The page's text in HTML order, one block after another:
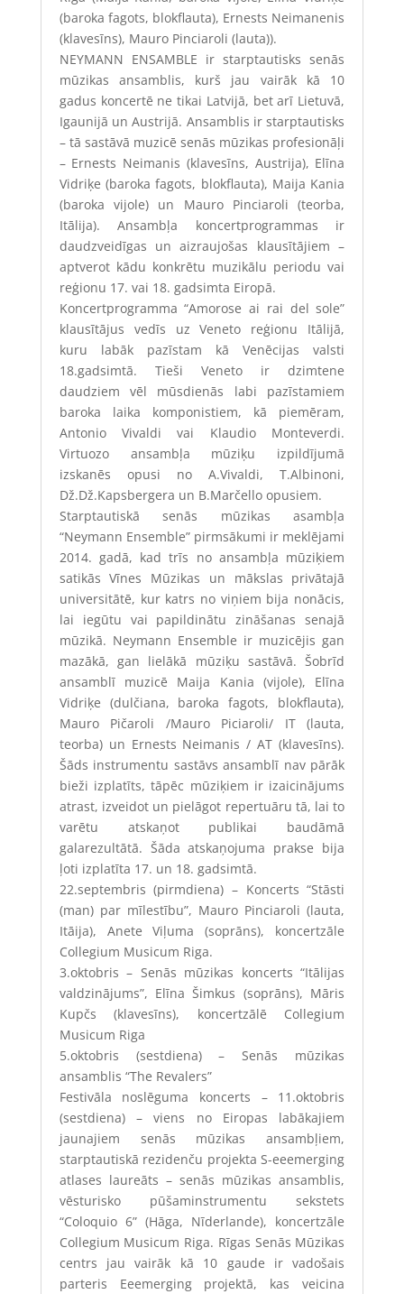
(baroka fagots, blokflauta), Ernests Neimanenis
(klavesīns), Mauro Pinciaroli (lauta)).
NEYMANN ENSAMBLE ir starptautisks senās
mūzikas ansamblis, kurš jau vairāk kā 10
gadus koncertē ne tikai Latvijā, bet arī Lietuvā,
Igaunijā un Austrijā. Ansamblis ir starptautisks
– tā sastāvā muzicē senās mūzikas profesionāļi
– Ernests Neimanis (klavesīns, Austrija), Elīna
Vidriķe (baroka fagots, blokflauta), Maija Kania
(baroka vijole) un Mauro Pinciaroli (teorba,
Itālija). Ansambļa koncertprogrammas ir
daudzveidīgas un aizraujošas klausītājiem –
aptverot kādu konkrētu muzikālu periodu vai
reģionu 17. vai 18. gadsimta Eiropā.
Koncertprogramma “Amorose ai rai del sole”
klausītājus vedīs uz Veneto reģionu Itālijā,
kuru labāk pazīstam kā Venēcijas valsti
18.gadsimtā. Tieši Veneto ir dzimtene
daudziem vēl mūsdienās labi pazīstamiem
baroka laika komponistiem, kā piemēram,
Antonio Vivaldi vai Klaudio Monteverdi.
Virtuozo ansambļa mūziķu izpildījumā
izskanēs opusi no A.Vivaldi, T.Albinoni,
Dž.Dž.Kapsbergera un B.Marčello opusiem.
Starptautiskā senās mūzikas asambļa
“Neymann Ensemble” pirmsākumi ir meklējami
2014. gadā, kad trīs no ansambļa mūziķiem
satikās Vīnes Mūzikas un mākslas privātajā
universitātē, kur katrs no viņiem bija nonācis,
lai iegūtu vai papildinātu zināšanas senajā
mūzikā. Neymann Ensemble ir muzicējis gan
mazākā, gan lielākā mūziķu sastāvā. Šobrīd
ansamblī muzicē Maija Kania (vijole), Elīna
Vidriķe (dulčiana, baroka fagots, blokflauta),
Mauro Pičaroli /Mauro Piciaroli/ IT (lauta,
teorba) un Ernests Neimanis / AT (klavesīns).
Šāds instrumentu sastāvs ansamblī nav pārāk
bieži izplatīts, tāpēc mūziķiem ir izaicinājums
atrast, izveidot un pielāgot repertuāru tā, lai to
varētu atskaņot publikai baudāmā
galarezultātā. Šāda atskaņojuma prakse bija
ļoti izplatīta 17. un 18. gadsimtā.
22.septembris (pirmdiena) – Koncerts “Stāsti
(man) par mīlestību”, Mauro Pinciaroli (lauta,
Itāija), Anete Viļuma (soprāns), koncertzāle
Collegium Musicum Riga.
3.oktobris – Senās mūzikas koncerts “Itālijas
valdzinājums”, Elīna Šimkus (soprāns), Māris
Kupčs (klavesīns), koncertzālē Collegium
Musicum Riga
5.oktobris (sestdiena) – Senās mūzikas
ansamblis “The Revalers”
Festivāla noslēguma koncerts – 11.oktobris
(sestdiena) – viens no Eiropas labākajiem
jaunajiem senās mūzikas ansambļiem,
starptautiskā rezidenču projekta S-eeemerging
atlases laureāts – senās mūzikas ansamblis,
vēsturisko pūšaminstrumentu sekstets
“Coloquio 6” (Hāga, Nīderlande), koncertzāle
Collegium Musicum Riga. Rīgas Senās Mūzikas
centrs jau vairāk kā 10 gaude ir vadošais
parteris Eeemerging projektā, kas veicina